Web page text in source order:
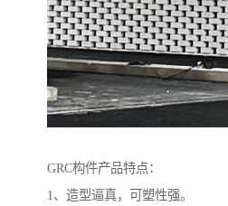
GRC构件产品特点：
1、造型逼真，可塑性强。